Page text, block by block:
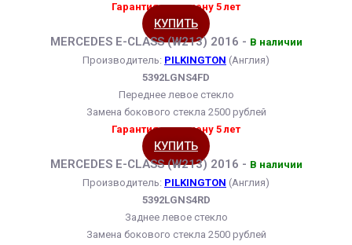
Гарантия на замену 5 лет
КУПИТЬ
MERCEDES E-CLASS (W213) 2016 - В наличии
Производитель: PILKINGTON (Англия)
5392LGNS4FD
Переднее левое стекло
Замена бокового стекла 2500 рублей
Гарантия на замену 5 лет
КУПИТЬ
MERCEDES E-CLASS (W213) 2016 - В наличии
Производитель: PILKINGTON (Англия)
5392LGNS4RD
Заднее левое стекло
Замена бокового стекла 2500 рублей